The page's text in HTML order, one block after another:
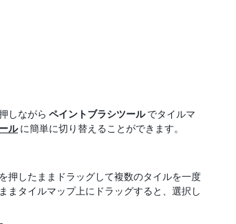
しながら ペイントブラシツールでタイルマ
ルに簡単に切り替えることができます。
押したままドラッグして複数のタイルを一度
まタイルマップ上にドラッグすると、選択し